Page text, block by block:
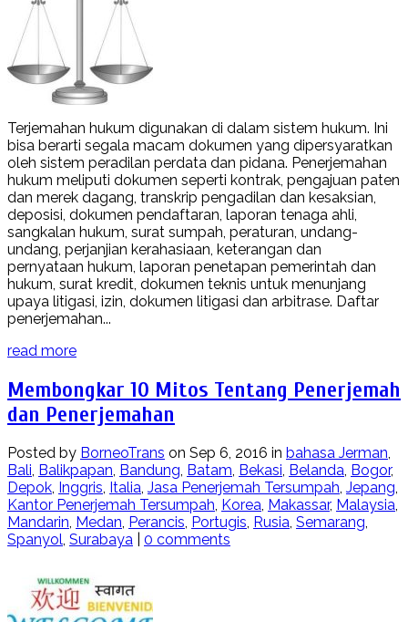
Terjemahan hukum digunakan di dalam sistem hukum. Ini
bisa berarti segala macam dokumen yang dipersyaratkan
oleh sistem peradilan perdata dan pidana. Penerjemahan
hukum meliputi dokumen seperti kontrak, pengajuan paten
dan merek dagang, transkrip pengadilan dan kesaksian,
deposisi, dokumen pendaftaran, laporan tenaga ahli,
sangkalan hukum, surat sumpah, peraturan, undang-
undang, perjanjian kerahasiaan, keterangan dan
pernyataan hukum, laporan penetapan pemerintah dan
hukum, surat kredit, dokumen teknis untuk menunjang
upaya litigasi, izin, dokumen litigasi dan arbitrase. Daftar
penerjemahan...
read more
Membongkar 10 Mitos Tentang Penerjemah
dan Penerjemahan
Posted by BorneoTrans on Sep 6, 2016 in bahasa Jerman,
Bali, Balikpapan, Bandung, Batam, Bekasi, Belanda, Bogor,
Depok, Inggris, Italia, Jasa Penerjemah Tersumpah, Jepang,
Kantor Penerjemah Tersumpah, Korea, Makassar, Malaysia,
Mandarin, Medan, Perancis, Portugis, Rusia, Semarang,
Spanyol, Surabaya 0 comments